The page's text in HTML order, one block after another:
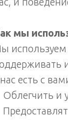
мы
используем
есть с
Облегчить и